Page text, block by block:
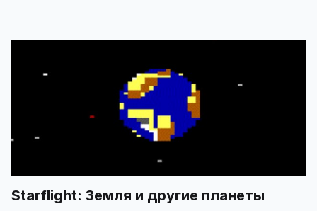
Starflight: Земля и другие планеты